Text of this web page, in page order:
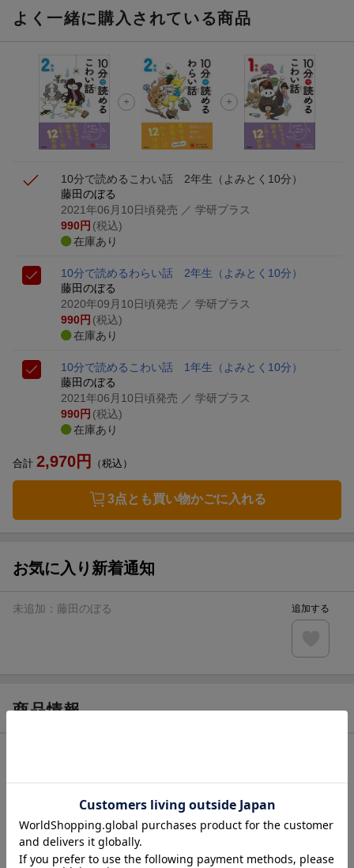
ト山分け
エントリー＆3,000円以上購入で無料データSIM（3GB/月プ
ラン）が当たる！
楽天モバイル紹介キャンペーンの拡散で300円OFFクーポン
進呈
よく一緒に購入されている商品
10分で読めるこわい話 2年生 （よみとく10分）
藤田のぼる
2021年06月10日頃発売 ／ 学研プラス
990円 (税込)
在庫あり
10分で読めるわらい話 2年生 （よみとく10分）
藤田のぼる
2020年09月10日頃発売 ／ 学研プラス
990円 (税込)
在庫あり
10分で読めるこわい話 1年生 （よみとく10分）
藤田のぼる
2021年06月10日頃発売 ／ 学研プラス
990円 (税込)
在庫あり
合計 2,970円 （税込）
3点とも買い物かごに入れる
お気に入り新着通知
未追加： 藤田のぼる 追加する
商品情報
著者／編集 藤田のぼる(監修)
よみとく10分
出版社 学研プラス
発行形態 全集・双書